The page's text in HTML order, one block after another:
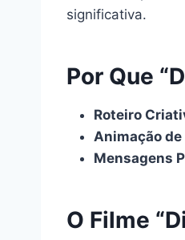
significativa.
Por Que
Roteiro
Animação
Mensagens
O Filme